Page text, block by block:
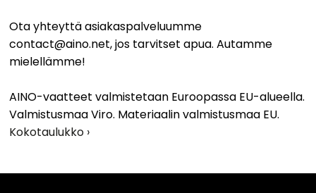
Ota yhteyttä asiakaspalveluumme
contact@aino.net, jos tarvitset apua. Autamme
mielellämme!
AINO-vaatteet valmistetaan Euroopassa EU-alueella.
Valmistusmaa Viro. Materiaalin valmistusmaa EU.
Kokotaulukko ›